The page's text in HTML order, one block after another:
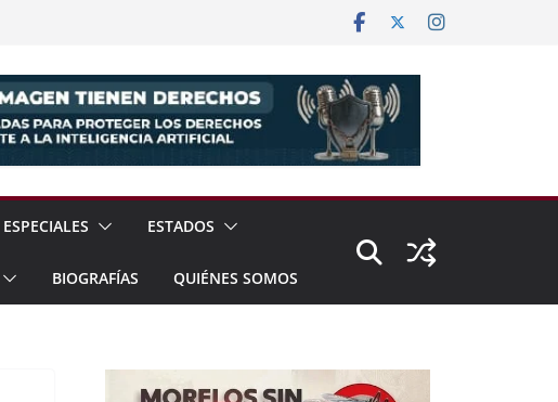
ESPECIALES ESTADOS
BIOGRAFÍAS QUIÉNES SOMOS